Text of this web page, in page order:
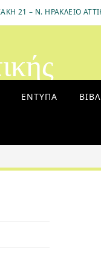
21 – Ν. ΗΡΆΚΛΕΙΟ
ΈΝΤΥΠΑ